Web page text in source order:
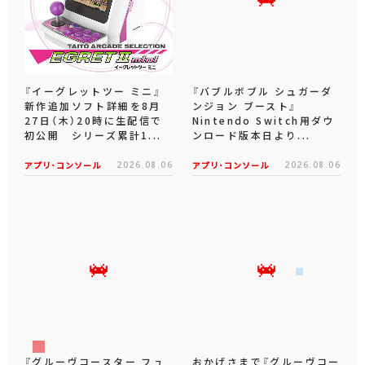
『イーグレットツー ミニ』
新作追加ソフト詳細を8月
27日（木）20時に生配信で
初公開 シリーズ累計1...
アプリ･コンソール 2026.08.06
『バブルボブル シュガーダ
ンジョン ブースト』
Nintendo Switch用ダウ
ンロード版本日より...
アプリ･コンソール 2026.08.06
『グルーヴコースター フュ おかげさまで『グルーヴコー